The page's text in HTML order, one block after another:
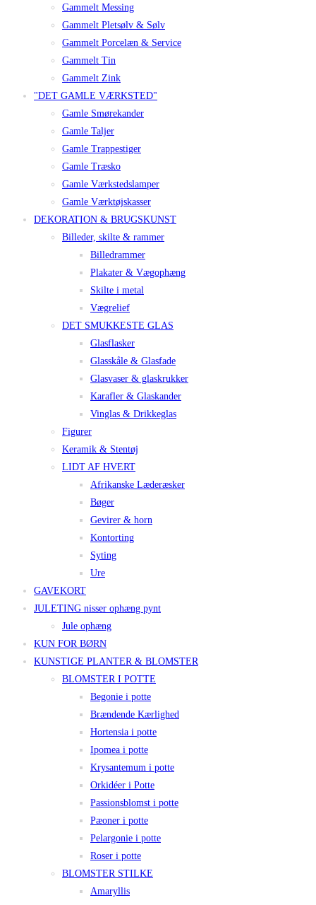
Gammelt Messing
Gammelt Pletsølv & Sølv
Gammelt Porcelæn & Service
Gammelt Tin
Gammelt Zink
"DET GAMLE VÆRKSTED"
Gamle Smørekander
Gamle Taljer
Gamle Trappestiger
Gamle Træsko
Gamle Værkstedslamper
Gamle Værktøjskasser
DEKORATION & BRUGSKUNST
Billeder, skilte & rammer
Billedrammer
Plakater & Vægophæng
Skilte i metal
Vægrelief
DET SMUKKESTE GLAS
Glasflasker
Glasskåle & Glasfade
Glasvaser & glaskrukker
Karafler & Glaskander
Vinglas & Drikkeglas
Figurer
Keramik & Stentøj
LIDT AF HVERT
Afrikanske Læderæsker
Bøger
Gevirer & horn
Kontorting
Syting
Ure
GAVEKORT
JULETING nisser ophæng pynt
Jule ophæng
KUN FOR BØRN
KUNSTIGE PLANTER & BLOMSTER
BLOMSTER I POTTE
Begonie i potte
Brændende Kærlighed
Hortensia i potte
Ipomea i potte
Krysantemum i potte
Orkidéer i Potte
Passionsblomst i potte
Pæoner i potte
Pelargonie i potte
Roser i potte
BLOMSTER STILKE
Amaryllis